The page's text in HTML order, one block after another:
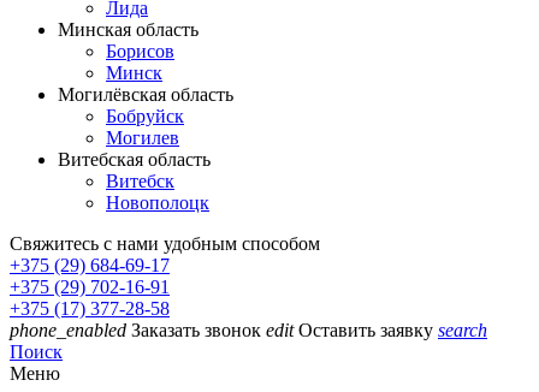
Лида
Минская область
Борисов
Минск
Могилёвская область
Бобруйск
Могилев
Витебская область
Витебск
Новополоцк
Свяжитесь с нами удобным способом
+375 (29) 684-69-17
+375 (29) 702-16-91
+375 (17) 377-28-58
phone_enabled Заказать звонок edit Оставить заявку search
Поиск
Меню